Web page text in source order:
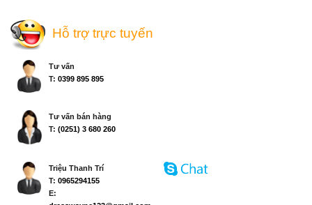
Hỗ trợ trực tuyến
Tư vấn
T: 0399 895 895
Tư vấn bán hàng
T: (0251) 3 680 260
Triệu Thanh Trí
T: 0965294155
E: